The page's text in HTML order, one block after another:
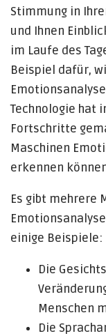
Stimmung in
und Ihnen
im Laufe des
Beispiel dafür,
Technologie hat
Fortschritte
Maschinen
erkennen
Es gibt mehrere
einige Beispiele:
Die
Menschen
Die